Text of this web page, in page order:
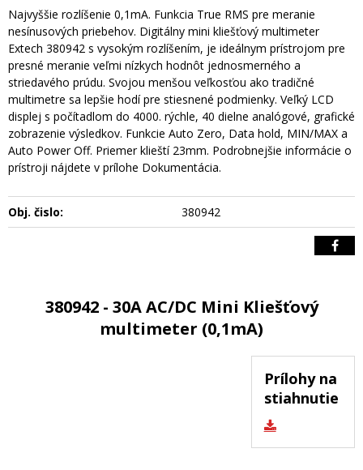
Najvyššie rozlíšenie 0,1mA. Funkcia True RMS pre meranie
nesínusových priebehov. Digitálny mini kliešťový multimeter
Extech 380942 s vysokým rozlíšením, je ideálnym prístrojom pre
presné meranie veľmi nízkych hodnôt jednosmerného a
striedavého prúdu. Svojou menšou veľkosťou ako tradičné
multimetre sa lepšie hodí pre stiesnené podmienky. Veľký LCD
displej s počítadlom do 4000. rýchle, 40 dielne analógové, grafické
zobrazenie výsledkov. Funkcie Auto Zero, Data hold, MIN/MAX a
Auto Power Off. Priemer klieští 23mm. Podrobnejšie informácie o
prístroji nájdete v prílohe Dokumentácia.
Obj. čislo: 380942
380942 - 30A AC/DC Mini Kliešťový
multimeter (0,1mA)
Prílohy na
stiahnutie